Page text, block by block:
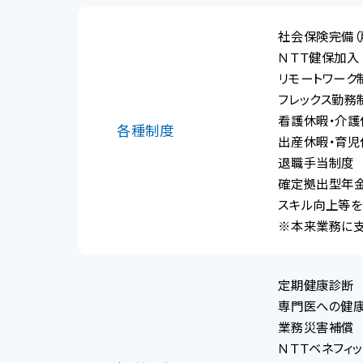
各種制度
社会保険完備
ＮＴＴ健保加入
リモートワーク
フレックス勤務
看護休暇・介
出産休暇・育
退職手当制度
確定拠出型年
スキル向上等
※本来業務に
定期健康診断
専門医への健
業務災害補償
ＮＴＴベネフィ